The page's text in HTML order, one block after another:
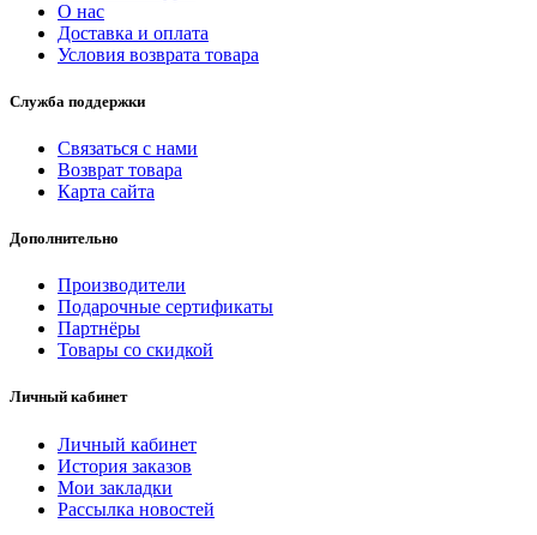
О нас
Доставка и оплата
Условия возврата товара
Служба поддержки
Связаться с нами
Возврат товара
Карта сайта
Дополнительно
Производители
Подарочные сертификаты
Партнёры
Товары со скидкой
Личный кабинет
Личный кабинет
История заказов
Мои закладки
Рассылка новостей